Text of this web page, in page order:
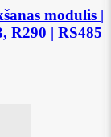
modulis |
R290 | RS485